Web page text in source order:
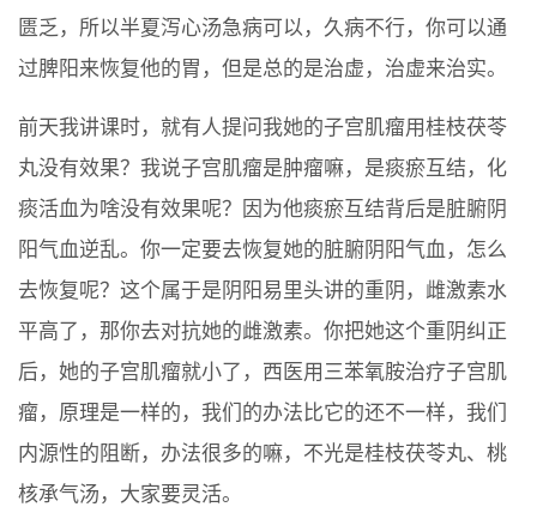
匮乏，所以半夏泻心汤急病可以，久病不行，你可以通
过脾阳来恢复他的胃，但是总的是治虚，治虚来治实。
前天我讲课时，就有人提问我她的子宫肌瘤用桂枝茯苓
丸没有效果？我说子宫肌瘤是肿瘤嘛，是痰瘀互结，化
痰活血为啥没有效果呢？因为他痰瘀互结背后是脏腑阴
阳气血逆乱。你一定要去恢复她的脏腑阴阳气血，怎么
去恢复呢？这个属于是阴阳易里头讲的重阴，雌激素水
平高了，那你去对抗她的雌激素。你把她这个重阴纠正
后，她的子宫肌瘤就小了，西医用三苯氧胺治疗子宫肌
瘤，原理是一样的，我们的办法比它的还不一样，我们
内源性的阻断，办法很多的嘛，不光是桂枝茯苓丸、桃
核承气汤，大家要灵活。